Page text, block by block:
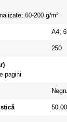
60-200 g/m²
A4;
250
pagini